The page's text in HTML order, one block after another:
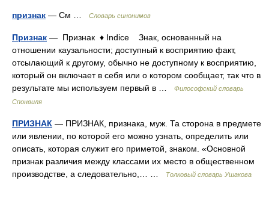
признак — См … Словарь синонимов
Признак — Признак ♦ Indice Знак, основанный на
отношении каузальности; доступный к восприятию факт,
отсылающий к другому, обычно не доступному к восприятию,
который он включает в себя или о котором сообщает, так что в
результате мы используем первый в …
Философский словарь
Спонвиля
ПРИЗНАК — ПРИЗНАК, признака, муж. Та сторона в предмете
или явлении, по которой его можно узнать, определить или
описать, которая служит его приметой, знаком. «Основной
признак различия между классами их место в общественном
производстве, а следовательно,… …
Толковый словарь Ушакова